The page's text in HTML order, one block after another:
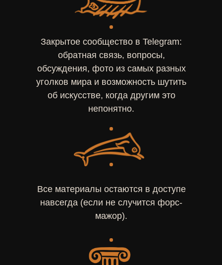
Закрытое сообщество в Telegram:
обратная связь, вопросы,
обсуждения, фото из самых разных
уголков мира и возможность шутить
об искусстве, когда другим это
непонятно.
Все материалы остаются в доступе
навсегда (если не случится форс-
мажор).